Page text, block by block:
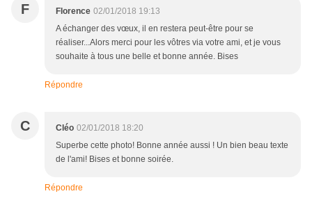
F Florence 02/01/2018 19:13
A échanger des vœux, il en restera peut-être pour se
réaliser...Alors merci pour les vôtres via votre ami, et je vous
souhaite à tous une belle et bonne année. Bises
Répondre
C Cléo 02/01/2018 18:20
Superbe cette photo! Bonne année aussi ! Un bien beau texte
de l'ami! Bises et bonne soirée.
Répondre